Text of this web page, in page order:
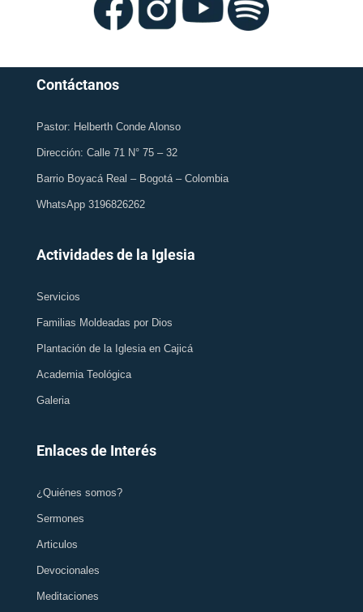
Contáctanos
Pastor: Helberth Conde Alonso
Dirección: Calle 71 N° 75 – 32
Barrio Boyacá Real – Bogotá – Colombia
WhatsApp 3196826262
Actividades de la Iglesia
Servicios
Familias Moldeadas por Dios
Plantación de la Iglesia en Cajicá
Academia Teológica
Galeria
Enlaces de Interés
¿Quiénes somos?
Sermones
Articulos
Devocionales
Meditaciones